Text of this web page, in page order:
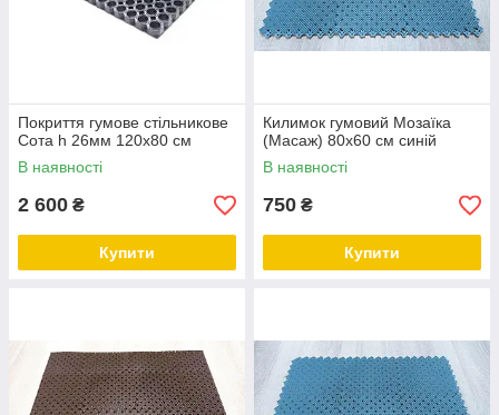
Покриття гумове стільникове
Сота h 26мм 120х80 см
В наявності
2 600 ₴
Купити
Килимок гумовий Мозаїка
(Масаж) 80х60 см синій
В наявності
750 ₴
Купити